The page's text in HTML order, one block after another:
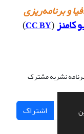
و برنامه‌ریزی
کامنز (
CC BY
)
نشریه مشترک
اشتراک